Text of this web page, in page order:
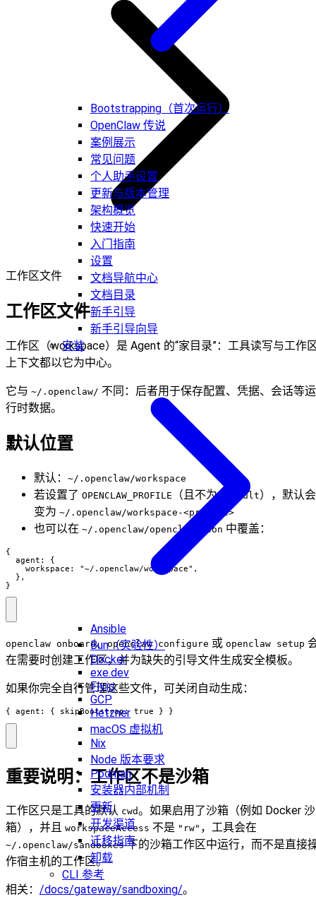
Bootstrapping（首次运行）
OpenClaw 传说
案例展示
常见问题
个人助手设置
更新与版本管理
架构概览
快速开始
入门指南
设置
文档导航中心
文档目录
新手引导
新手引导向导
安装
Ansible
Bun（实验性）
Docker
exe.dev
Fly.io
GCP
Hetzner
macOS 虚拟机
Nix
Node 版本要求
Podman
安装器内部机制
更新
开发渠道
迁移指南
卸载
CLI 参考
工作区文件
工作区文件
工作区（workspace）是 Agent 的“家目录”：工具读写与工作
上下文都以它为中心。
它与 ~/.openclaw/ 不同：后者用于保存配置、凭据、会话等运
行时数据。
默认位置
默认： ~/.openclaw/workspace
若设置了 OPENCLAW_PROFILE （且不为 default），默认会
变为 ~/.openclaw/workspace-<profile>
也可以在 ~/.openclaw/openclaw.json 中覆盖：
{
  agent: {
    workspace: "~/.openclaw/workspace",
  },
}
openclaw onboard、openclaw configure 或 openclaw setup
在需要时创建工作区，并为缺失的引导文件生成安全模板。
如果你完全自行管理这些文件，可关闭自动生成：
{ agent: { skipBootstrap: true } }
重要说明：工作区不是沙箱
工作区只是工具的默认 cwd。如果启用了沙箱（例如 Docker 沙
箱），并且 workspaceAccess 不是 "rw" ，工具会在
~/.openclaw/sandboxes下的沙箱工作区中运行，而不是直接
作宿主机的工作区。
相关： /docs/gateway/sandboxing/。